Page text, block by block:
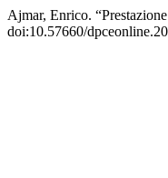
Ajmar, Enrico.
doi:10.57660/